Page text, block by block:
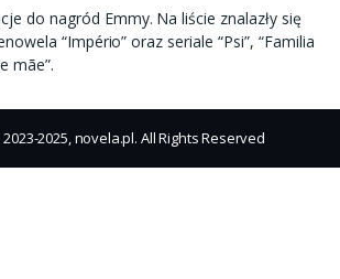
do nagród Emmy. Na liście znalazły się
“Império” oraz seriale “Psi”, “Familia
mãe”.
2025, novela.pl. All Rights Reserved